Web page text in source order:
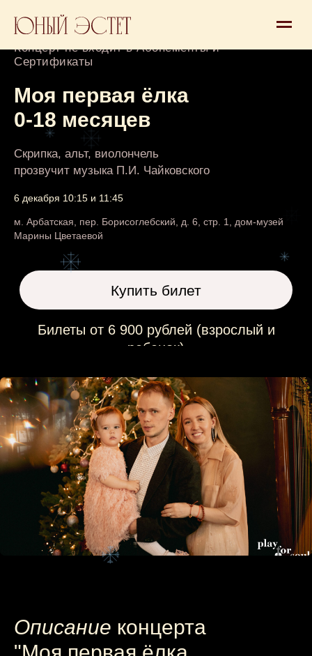
Концерт 0+
Концерт не входит в Абонементы и
Сертификаты
Моя первая ёлка
0-18 месяцев
Скрипка, альт, виолончель
прозвучит музыка П.И. Чайковского
6 декабря 10:15 и 11:45
м. Арбатская, пер. Борисоглебский, д. 6, стр. 1, дом-музей
Марины Цветаевой
Билеты от 6 900 рублей (взрослый и
Описание концерта